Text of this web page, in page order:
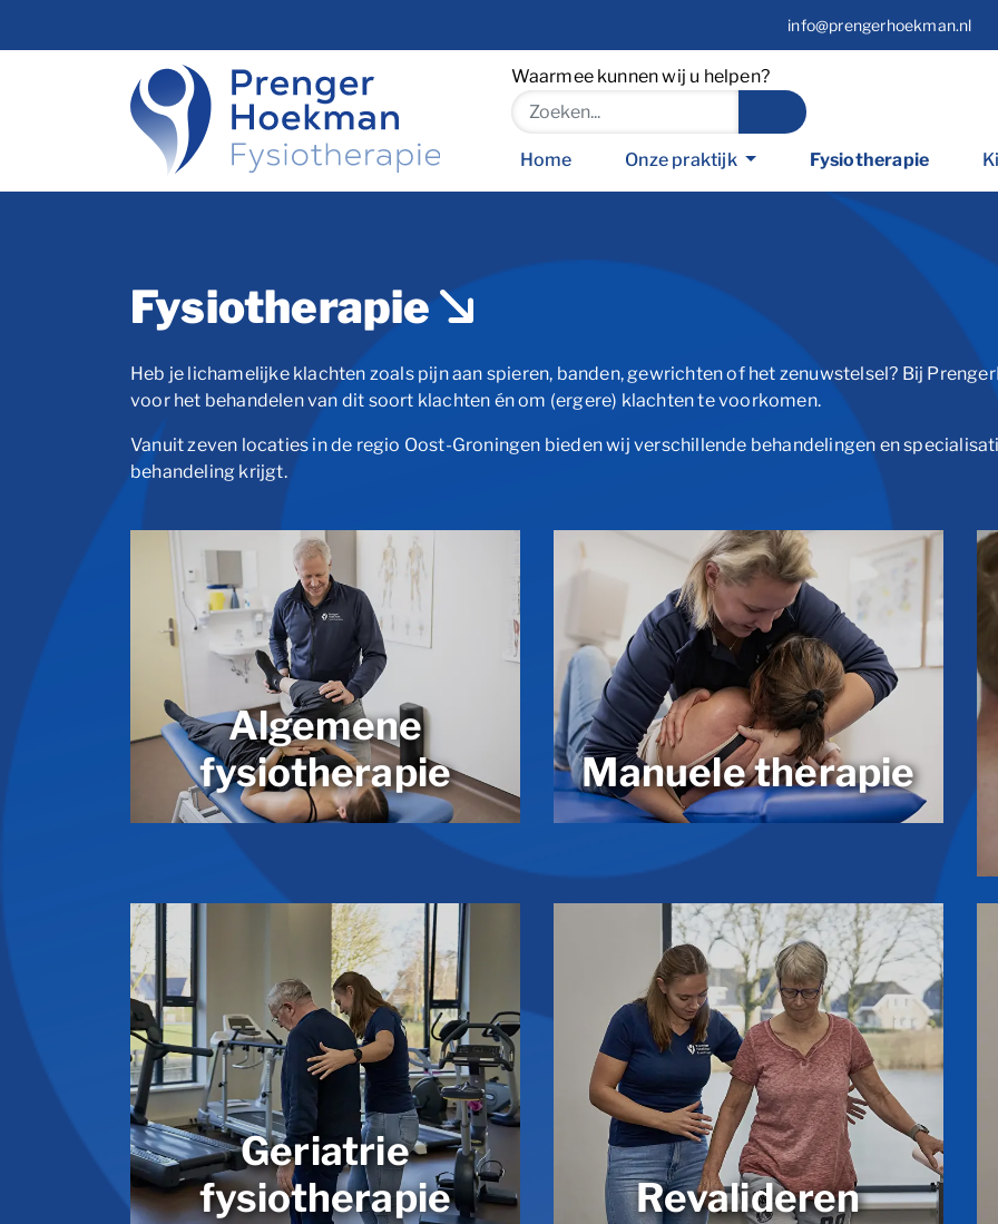
info@prengerhoekman.nl
Waarmee kunnen wij u helpen?
Home Onze praktijk Fysiotherapie
Fysiotherapie
Heb je lichamelijke klachten zoals pijn aan spieren, banden, gewrichten of het zenuwstelsel? Bij
voor het behandelen van dit soort klachten én om (ergere) klachten te voorkomen.
Vanuit zeven locaties in de regio Oost-Groningen bieden wij verschillende behandelingen en
behandeling krijgt.
Algemene
fysiotherapie
Manuele therapie
Geriatrie
fysiotherapie
Revalideren